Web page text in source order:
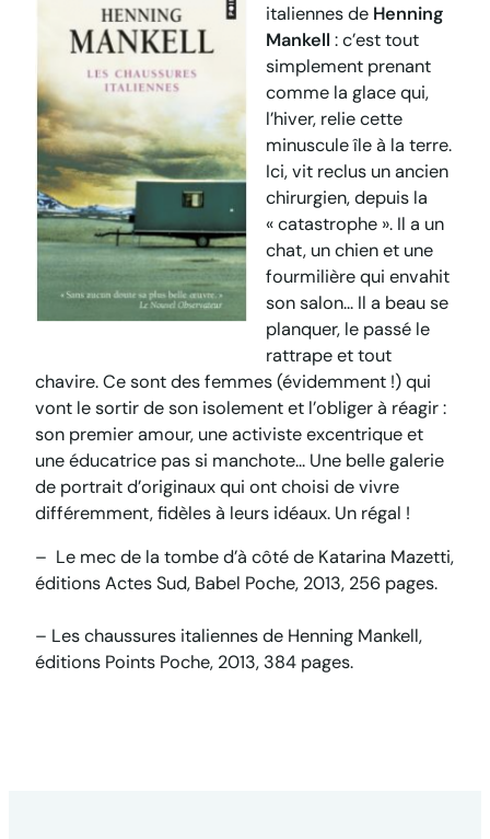
italiennesde Henning
Mankell : c’est tout
simplement prenant
comme la glace qui,
l’hiver, relie cette
minuscule île à la terre.
Ici, vit reclus un ancien
chirurgien, depuis la
« catastrophe ». Il a un
chat, un chien et une
fourmilière qui envahit
son salon… Il a beau se
planquer, le passé le
rattrape et tout
chavire. Ce sont des femmes (évidemment !) qui
vont le sortir de son isolement et l’obliger à réagir :
son premier amour, une activiste excentrique et
une éducatrice pas si manchote… Une belle galerie
de portrait d’originaux qui ont choisi de vivre
différemment, fidèles à leurs idéaux. Un régal !
– Le mec de la tombe d’à côtéde Katarina Mazetti,
éditions Actes Sud, Babel Poche, 2013, 256 pages.
– Les chaussures italiennesde Henning Mankell,
éditions Points Poche, 2013, 384 pages.